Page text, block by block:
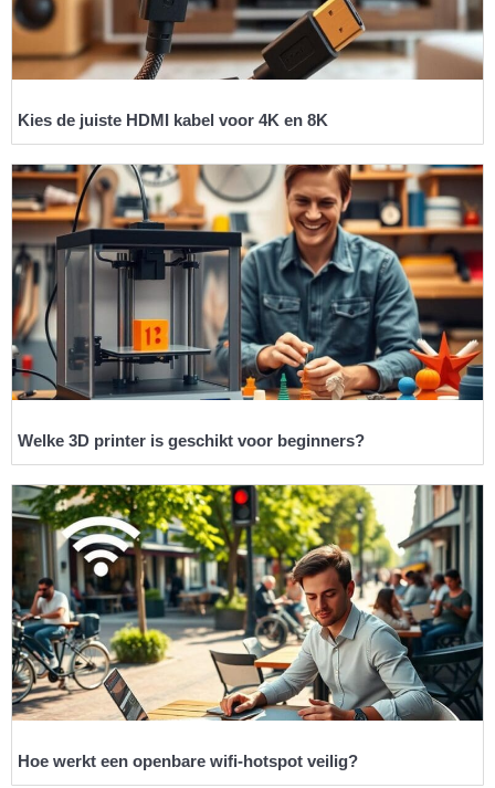
Kies de juiste HDMI kabel voor 4K en 8K
Welke 3D printer is geschikt voor beginners?
Hoe werkt een openbare wifi-hotspot veilig?